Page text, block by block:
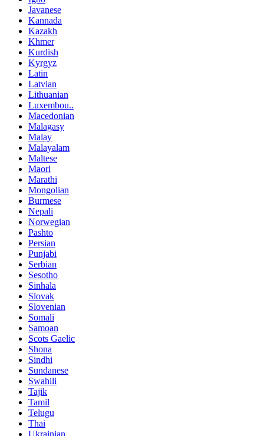
Javanese
Kannada
Kazakh
Khmer
Kurdish
Kyrgyz
Latin
Latvian
Lithuanian
Luxembou..
Macedonian
Malagasy
Malay
Malayalam
Maltese
Maori
Marathi
Mongolian
Burmese
Nepali
Norwegian
Pashto
Persian
Punjabi
Serbian
Sesotho
Sinhala
Slovak
Slovenian
Somali
Samoan
Scots Gaelic
Shona
Sindhi
Sundanese
Swahili
Tajik
Tamil
Telugu
Thai